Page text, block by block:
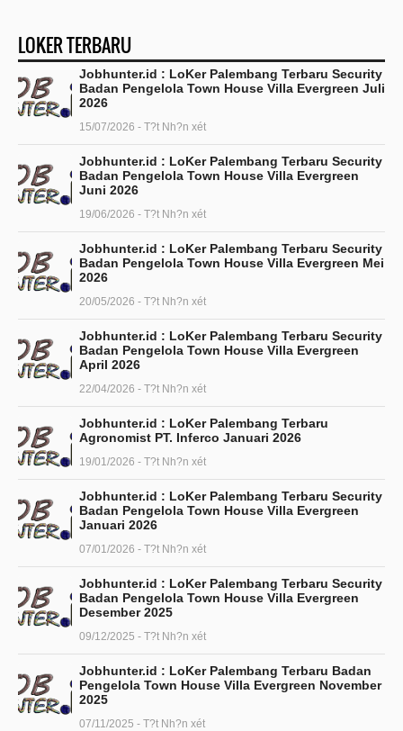
LOKER TERBARU
Jobhunter.id : LoKer Palembang Terbaru Security
Badan Pengelola Town House Villa Evergreen Juli
2026
15/07/2026 - T?t Nh?n xét
Jobhunter.id : LoKer Palembang Terbaru Security
Badan Pengelola Town House Villa Evergreen
Juni 2026
19/06/2026 - T?t Nh?n xét
Jobhunter.id : LoKer Palembang Terbaru Security
Badan Pengelola Town House Villa Evergreen Mei
2026
20/05/2026 - T?t Nh?n xét
Jobhunter.id : LoKer Palembang Terbaru Security
Badan Pengelola Town House Villa Evergreen
April 2026
22/04/2026 - T?t Nh?n xét
Jobhunter.id : LoKer Palembang Terbaru
Agronomist PT. Inferco Januari 2026
19/01/2026 - T?t Nh?n xét
Jobhunter.id : LoKer Palembang Terbaru Security
Badan Pengelola Town House Villa Evergreen
Januari 2026
07/01/2026 - T?t Nh?n xét
Jobhunter.id : LoKer Palembang Terbaru Security
Badan Pengelola Town House Villa Evergreen
Desember 2025
09/12/2025 - T?t Nh?n xét
Jobhunter.id : LoKer Palembang Terbaru Badan
Pengelola Town House Villa Evergreen November
2025
07/11/2025 - T?t Nh?n xét